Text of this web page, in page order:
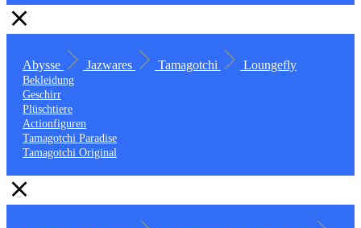
Abysse Jazwares Tamagotchi Loungefly
Bekleidung
Geschirr
Plüschtiere
Actionfiguren
Tamagotchi Paradise
Tamagotchi Original